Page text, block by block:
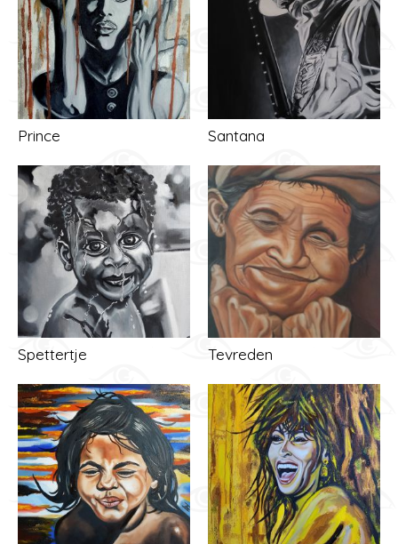
Prince Santana
Spettertje Tevreden